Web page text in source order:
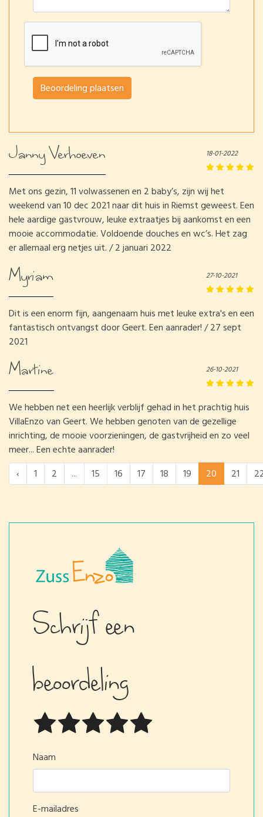
Beoordeling plaatsen
Janny Verhoeven 18-01-2022
Met ons gezin, 11 volwassenen en 2 baby’s, zijn wij het
weekend van 10 dec 2021 naar dit huis in Riemst geweest. Een
hele aardige gastvrouw, leuke extraatjes bij aankomst en een
mooie accommodatie. Voldoende douches en wc’s. Het zag
er allemaal erg netjes uit. / 2 januari 2022
Myriam 27-10-2021
Dit is een enorm fijn, aangenaam huis met leuke extra's en een
fantastisch ontvangst door Geert. Een aanrader! / 27 sept
2021
Martine 26-10-2021
We hebben net een heerlijk verblijf gehad in het prachtig huis
VillaEnzo van Geert. We hebben genoten van de gezellige
inrichting, de mooie voorzieningen, de gastvrijheid en zo veel
meer... Een echte aanrader!
‹
1 2 ... 15 16 17 18 19 20 21
Schrijf een
beoordeling
Naam
E-mailadres